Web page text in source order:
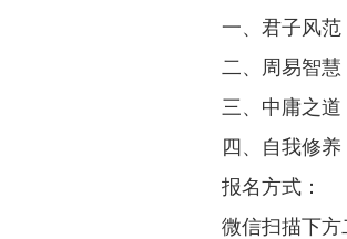
一、君子风
二、周易智
三、中庸之
四、自我修
报名方式：
微信扫描下方